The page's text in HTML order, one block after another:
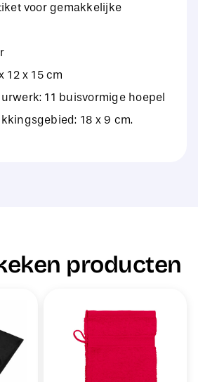
voor gemakkelijke
12 x 15 cm
11 buisvormige hoepel
18 x 9 cm.
producten